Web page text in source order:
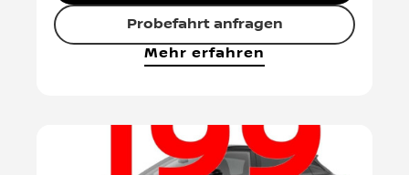
Probefahrt anfragen
Mehr erfahren